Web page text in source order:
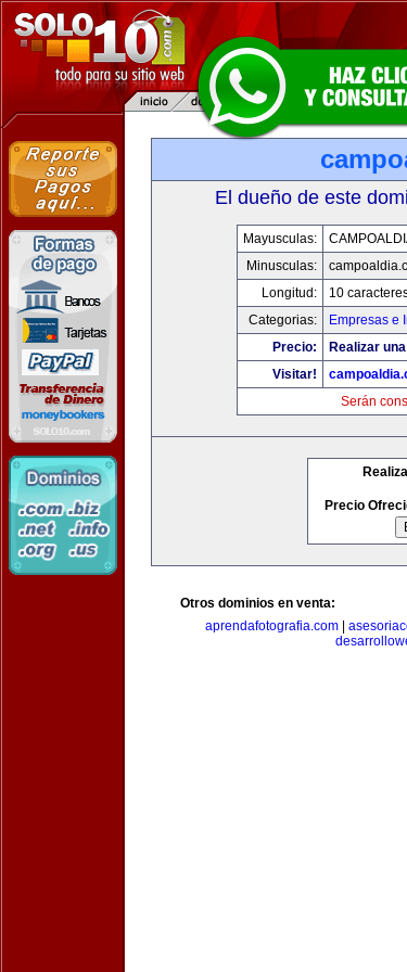
El dueño de este
Mayusculas:
Minusculas:
Longitud:
10
Categorias:
Empresas e
Precio:
Realizar
Visitar!
Serán
Precio
Otros dominios en venta:
aprendafotografia.com